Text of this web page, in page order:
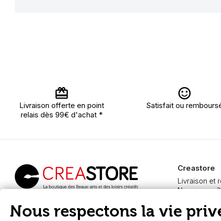
Livraison offerte en point
relais dès 99€ d'achat *
Satisfait ou
fournitures beaux-arts
Creastore
Livraison et
Nous
FAQ
Boutique à
Nous respectons la vie